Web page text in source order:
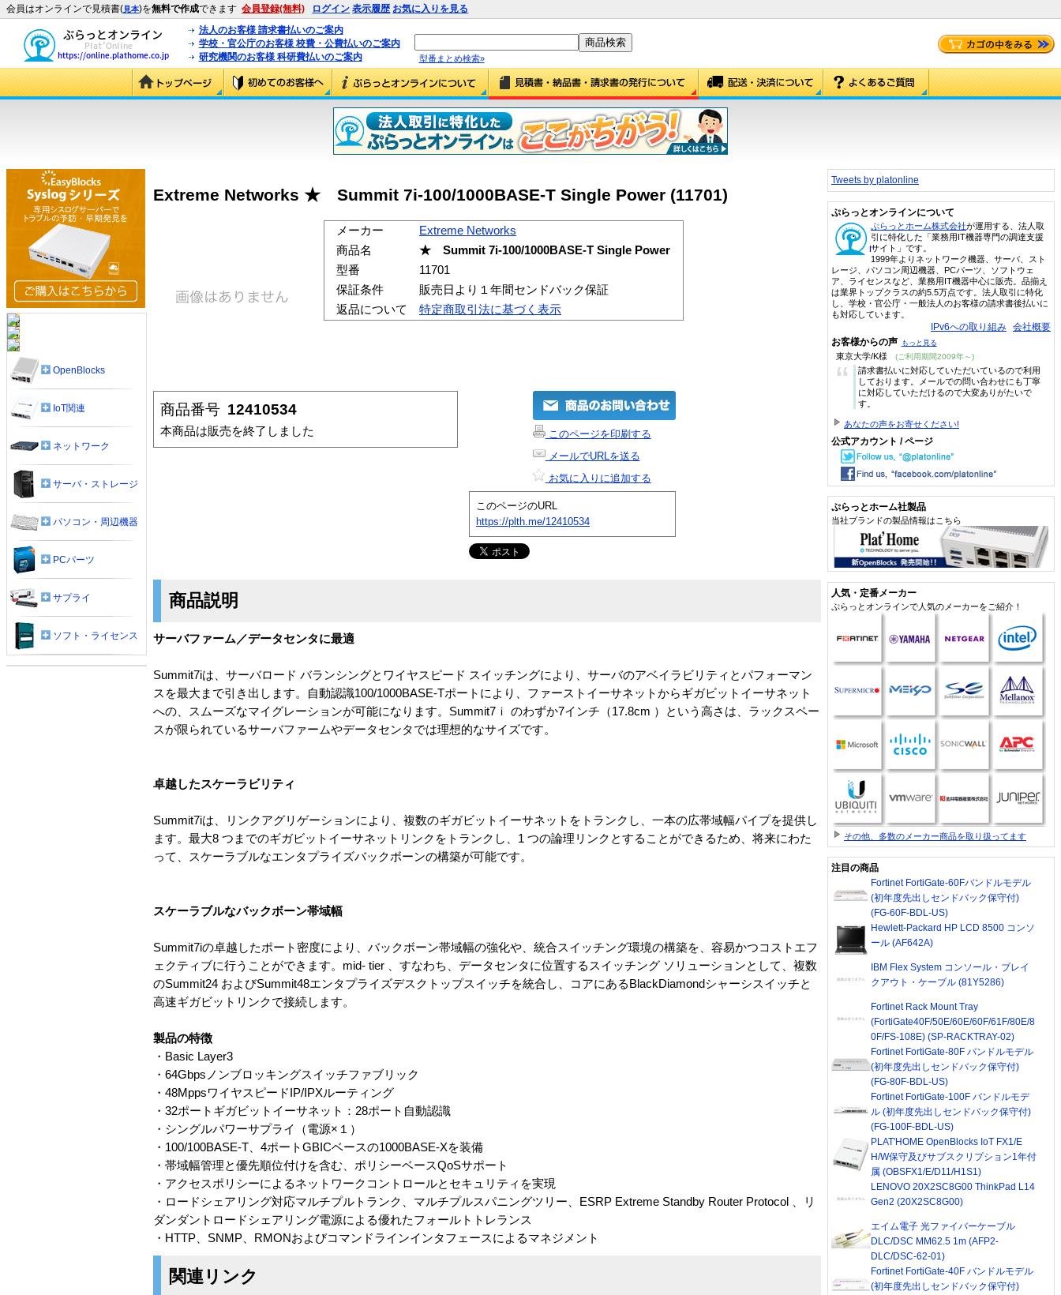
会員はオンラインで見積書(見本)を無料で作成できます 会員登録(無料) ログイン 表示履歴 お気に入りを見る
法人のお客様 請求書払いのご案内
学校・官公庁のお客様 校費・公費払いのご案内
研究機関のお客様 科研費払いのご案内
型番まとめ検索»
Extreme Networks ★ Summit 7i-100/1000BASE-T Single Power (11701)
メーカー
Extreme Networks
商品名
★ Summit 7i-100/1000BASE-T Single Power
型番
11701
保証条件
販売日より１年間センドバック保証
返品について
特定商取引法に基づく表示
商品番号 12410534
本商品は販売を終了しました
このページを印刷する
メールでURLを送る
お気に入りに追加する
このページのURL
https://plth.me/12410534
商品説明
サーバファーム／データセンタに最適
Summit7iは、サーバロード バランシングとワイヤスピード スイッチングにより、サーバのアベイラビリティとパフォーマン
スを最大まで引き出します。自動認識100/1000BASE-Tポートにより、ファーストイーサネットからギガビットイーサネット
への、スムーズなマイグレーションが可能になります。Summit7ｉ のわずか7インチ（17.8cm ）という高さは、ラックスペー
スが限られているサーバファームやデータセンタでは理想的なサイズです。
卓越したスケーラビリティ
Summit7iは、リンクアグリゲーションにより、複数のギガビットイーサネットをトランクし、一本の広帯域幅パイプを提供し
ます。最大8 つまでのギガビットイーサネットリンクをトランクし、1 つの論理リンクとすることができるため、将来にわた
って、スケーラブルなエンタプライズバックボーンの構築が可能です。
スケーラブルなバックボーン帯域幅
Summit7iの卓越したポート密度により、バックボーン帯域幅の強化や、統合スイッチング環境の構築を、容易かつコストエフ
ェクティブに行うことができます。mid- tier 、すなわち、データセンタに位置するスイッチング ソリューションとして、複数
のSummit24 およびSummit48エンタプライズデスクトップスイッチを統合し、コアにあるBlackDiamondシャーシスイッチと
高速ギガビットリンクで接続します。
製品の特徴
・Basic Layer3
・64Gbpsノンブロッキングスイッチファブリック
・48MppsワイヤスピードIP/IPXルーティング
・32ポートギガビットイーサネット：28ポート自動認識
・シングルパワーサプライ（電源×１）
・100/100BASE-T、4ポートGBICベースの1000BASE-Xを装備
・帯域幅管理と優先順位付けを含む、ポリシーベースQoSサポート
・アクセスポリシーによるネットワークコントロールとセキュリティを実現
・ロードシェアリング対応マルチプルトランク、マルチプルスパニングツリー、ESRP Extreme Standby Router Protocol 、リ
ダンダントロードシェアリング電源による優れたフォールトトレランス
・HTTP、SNMP、RMONおよびコマンドラインインタフェースによるマネジメント
関連リンク
OpenBlocks
IoT関連
ネットワーク
サーバ・ストレージ
パソコン・周辺機器
PCパーツ
サプライ
ソフト・ライセンス
Tweets by platonline
ぷらっとオンラインについて
ぷらっとホーム株式会社が運用する、法人取
引に特化した「業務用IT機器専門の調達支援
サイト」です。
1999年よりネットワーク機器、サーバ、スト
レージ、パソコン周辺機器、PCパーツ、ソフトウェ
ア、ライセンスなど、業務用IT機器中心に販売。品揃え
は業界トップクラスの約5.5万点です。法人取引に特化
し、学校・官公庁・一般法人のお客様の請求書後払いに
も対応しています。
IPv6への取り組み 会社概要
お客様からの声 もっと見る
東京大学/K様 (ご利用期間2009年～)
“
請求書払いに対応していただいているので利用
しております。メールでの問い合わせにも丁寧
に対応していただけるので大変ありがたいで
す。
あなたの声をお寄せください!
公式アカウント / ページ
ぷらっとホーム社製品
当社ブランドの製品情報はこちら
人気・定番メーカー
ぷらっとオンラインで人気のメーカーをご紹介！
その他、多数のメーカー商品を取り扱ってます
注目の商品
Fortinet FortiGate-60Fバンドルモデル
(初年度先出しセンドバック保守付)
(FG-60F-BDL-US)
Hewlett-Packard HP LCD 8500 コンソ
ール (AF642A)
IBM Flex System コンソール・ブレイ
クアウト・ケーブル (81Y5286)
Fortinet Rack Mount Tray
(FortiGate40F/50E/60E/60F/61F/80E/8
0F/FS-108E) (SP-RACKTRAY-02)
Fortinet FortiGate-80F バンドルモデル
(初年度先出しセンドバック保守付)
(FG-80F-BDL-US)
Fortinet FortiGate-100F バンドルモデ
ル (初年度先出しセンドバック保守付)
(FG-100F-BDL-US)
PLAT'HOME OpenBlocks IoT FX1/E
H/W保守及びサブスクリプション1年付
属 (OBSFX1/E/D11/H1S1)
LENOVO 20X2SC8G00 ThinkPad L14
Gen2 (20X2SC8G00)
エイム電子 光ファイバーケーブル
DLC/DSC MM62.5 1m (AFP2-
DLC/DSC-62-01)
Fortinet FortiGate-40F バンドルモデル
(初年度先出しセンドバック保守付)